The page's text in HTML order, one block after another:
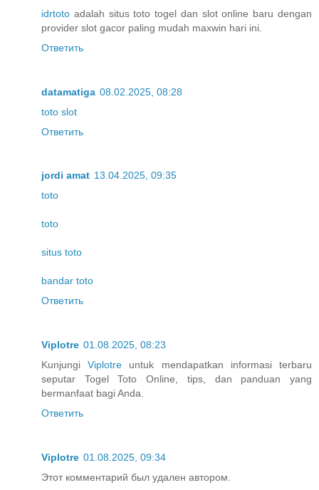
idrtoto adalah situs toto togel dan slot online baru dengan
provider slot gacor paling mudah maxwin hari ini.
Ответить
datamatiga 08.02.2025, 08:28
toto slot
Ответить
jordi amat 13.04.2025, 09:35
toto
toto
situs toto
bandar toto
Ответить
Viplotre 01.08.2025, 08:23
KunjungiViplotre untuk mendapatkan informasi terbaru
seputar Togel Toto Online, tips, dan panduan yang
bermanfaat bagi Anda.
Ответить
Viplotre 01.08.2025, 09:34
Этот комментарий был удален автором.